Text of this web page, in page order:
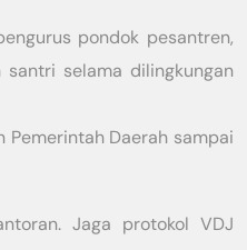
pondok pesantren,
selama dilingkungan
Pemerintah Daerah sampai
Jaga protokol VDJ